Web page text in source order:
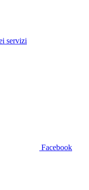
servizi
Facebook